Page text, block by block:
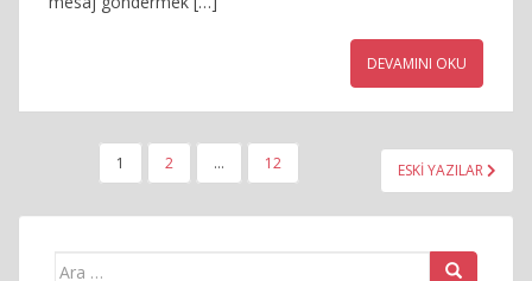
DEVAMINI OKU
SAYFALAMASI
1 2 … 12 ESKI YAZILAR
Arama